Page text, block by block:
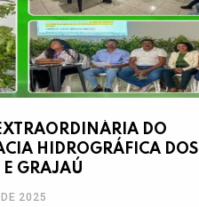
DO
HIDROGRÁFICA DOS
GRAJAÚ
2025